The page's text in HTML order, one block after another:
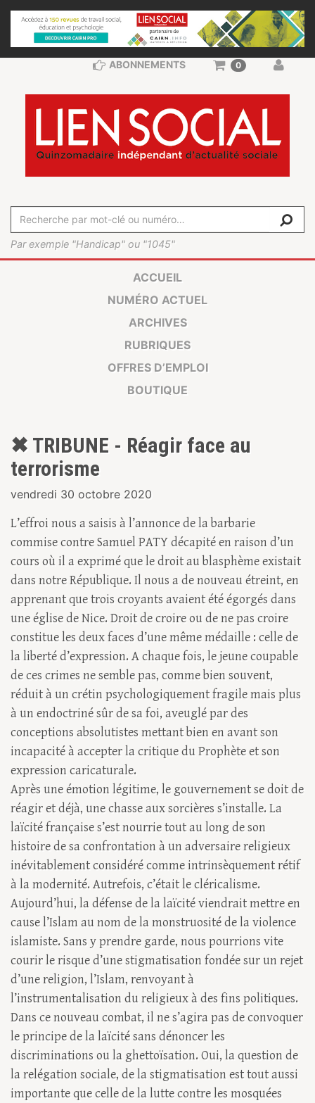
Par exemple "Handicap" ou "1045"
ABONNEMENTS 0
ACCUEIL
NUMÉRO ACTUEL
ARCHIVES
RUBRIQUES
OFFRES D’EMPLOI
BOUTIQUE
✖ TRIBUNE - Réagir face au
terrorisme
vendredi 30 octobre 2020
L’effroi nous a saisis à l’annonce de la barbarie
commise contre Samuel PATY décapité en raison d’un
cours où il a exprimé que le droit au blasphème existait
dans notre République. Il nous a de nouveau étreint, en
apprenant que trois croyants avaient été égorgés dans
une église de Nice. Droit de croire ou de ne pas croire
constitue les deux faces d’une même médaille : celle de
la liberté d’expression. A chaque fois, le jeune coupable
de ces crimes ne semble pas, comme bien souvent,
réduit à un crétin psychologiquement fragile mais plus
à un endoctriné sûr de sa foi, aveuglé par des
conceptions absolutistes mettant bien en avant son
incapacité à accepter la critique du Prophète et son
expression caricaturale.
Après une émotion légitime, le gouvernement se doit de
réagir et déjà, une chasse aux sorcières s’installe. La
laïcité française s’est nourrie tout au long de son
histoire de sa confrontation à un adversaire religieux
inévitablement considéré comme intrinsèquement rétif
à la modernité. Autrefois, c’était le cléricalisme.
Aujourd’hui, la défense de la laïcité viendrait mettre en
cause l’Islam au nom de la monstruosité de la violence
islamiste. Sans y prendre garde, nous pourrions vite
courir le risque d’une stigmatisation fondée sur un rejet
d’une religion, l’Islam, renvoyant à
l’instrumentalisation du religieux à des fins politiques.
Dans ce nouveau combat, il ne s’agira pas de convoquer
le principe de la laïcité sans dénoncer les
discriminations ou la ghettoïsation. Oui, la question de
la relégation sociale, de la stigmatisation est tout aussi
importante que celle de la lutte contre les mosquées